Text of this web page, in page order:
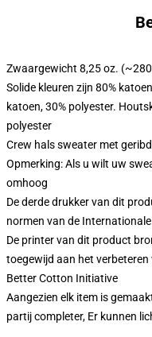
Zwaargewicht 8,25 oz.
Solide kleuren zijn 80%
katoen, 30% polyester.
polyester
Crew hals sweater met
Opmerking: Als u wilt uw
omhoog
De derde drukker van dit
normen van de
De printer van dit product
toegewijd aan het
Better Cotton Initiative
Aangezien elk item is
partij completer, Er kunnen